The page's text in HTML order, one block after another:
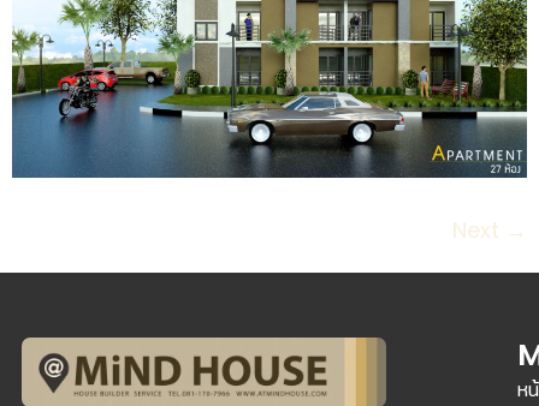
Next →
ห